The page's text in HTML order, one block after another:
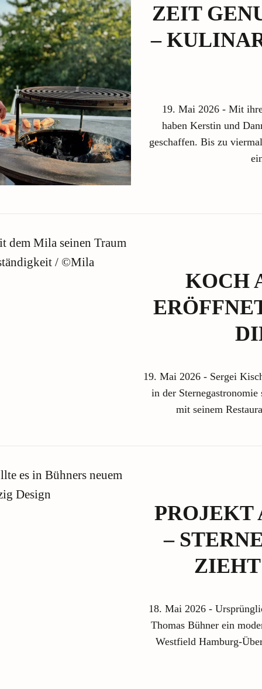
ZEIT
–
19. Mai 2026 - Mit
haben Kerstin und
geschaffen. Bis zu
KOCH
19. Mai 2026 - Sergei
in der
mit seinem
PROJEKT
–
18. Mai 2026 -
Thomas Bühner ein
Westfield Hamburg-